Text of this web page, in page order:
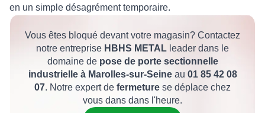
en un simple désagrément temporaire.
Vous êtes bloqué devant votre magasin? Contactez
notre entreprise HBHS METAL leader dans le
domaine de pose de porte sectionnelle
industrielle à Marolles-sur-Seineau 01 85 42 08
07. Notre expert de fermeture se déplace chez
vous dans dans l'heure.